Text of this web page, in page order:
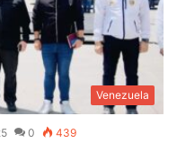
Venezuela
0 439